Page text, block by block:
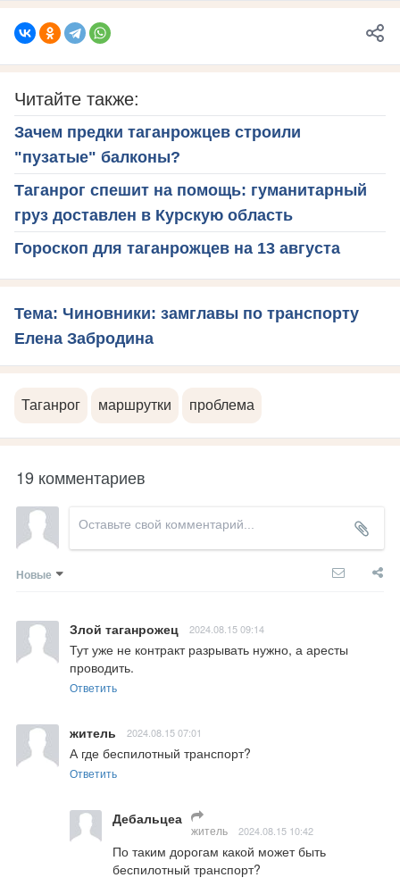
Читайте также:
Зачем предки таганрожцев строили
"пузатые" балконы?
Таганрог спешит на помощь: гуманитарный
груз доставлен в Курскую область
Гороскоп для таганрожцев на 13 августа
Тема: Чиновники: замглавы по транспорту
Елена Забродина
Таганрог маршрутки проблема
19 комментариев
Новые
Злой таганрожец 2024.08.15 09:14
Тут уже не контракт разрывать нужно, а аресты
проводить.
Ответить
житель 2024.08.15 07:01
А где беспилотный транспорт?
Ответить
Дебальцеа
житель 2024.08.15 10:42
По таким дорогам какой может быть
беспилотный транспорт?